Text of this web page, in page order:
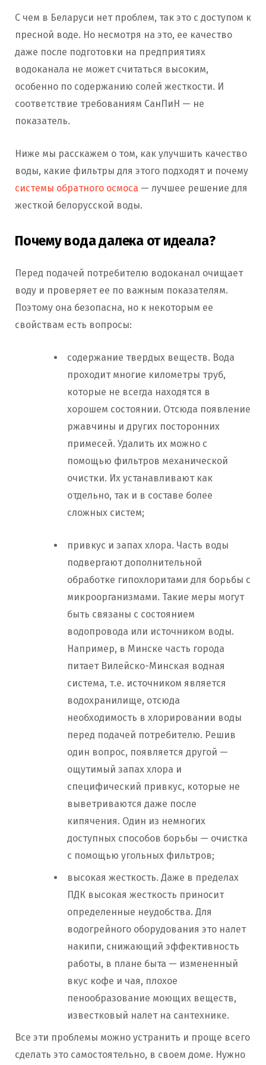
С чем в Беларуси нет проблем, так это с доступом к
пресной воде. Но несмотря на это, ее качество
даже после подготовки на предприятиях
водоканала не может считаться высоким,
особенно по содержанию солей жесткости. И
соответствие требованиям СанПиН — не
показатель.
Ниже мы расскажем о том, как улучшить качество
воды, какие фильтры для этого подходят и почему
системы обратного осмоса — лучшее решение для
жесткой белорусской воды.
Почему вода далека от идеала?
Перед подачей потребителю водоканал очищает
воду и проверяет ее по важным показателям.
Поэтому она безопасна, но к некоторым ее
свойствам есть вопросы:
содержание твердых веществ. Вода
проходит многие километры труб,
которые не всегда находятся в
хорошем состоянии. Отсюда появление
ржавчины и других посторонних
примесей. Удалить их можно с
помощью фильтров механической
очистки. Их устанавливают как
отдельно, так и в составе более
сложных систем;
привкус и запах хлора. Часть воды
подвергают дополнительной
обработке гипохлоритами для борьбы с
микроорганизмами. Такие меры могут
быть связаны с состоянием
водопровода или источником воды.
Например, в Минске часть города
питает Вилейско-Минская водная
система, т.е. источником является
водохранилище, отсюда
необходимость в хлорировании воды
перед подачей потребителю. Решив
один вопрос, появляется другой —
ощутимый запах хлора и
специфический привкус, которые не
выветриваются даже после
кипячения. Один из немногих
доступных способов борьбы — очистка
с помощью угольных фильтров;
высокая жесткость. Даже в пределах
ПДК высокая жесткость приносит
определенные неудобства. Для
водогрейного оборудования это налет
накипи, снижающий эффективность
работы, в плане быта — измененный
вкус кофе и чая, плохое
пенообразование моющих веществ,
известковый налет на сантехнике.
Все эти проблемы можно устранить и проще всего
сделать это самостоятельно, в своем доме. Нужно